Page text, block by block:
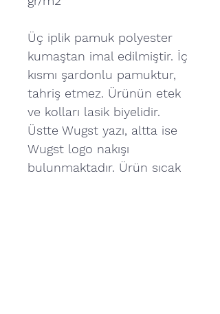
Üç iplik pamuk polyester
kumaştan imal edilmiştir. İç
kısmı şardonlu pamuktur,
tahriş etmez. Ürünün etek
ve kolları lasik biyelidir.
Üstte Wugst yazı, altta ise
Wugst logo nakışı
bulunmaktadır. Ürün sıcak